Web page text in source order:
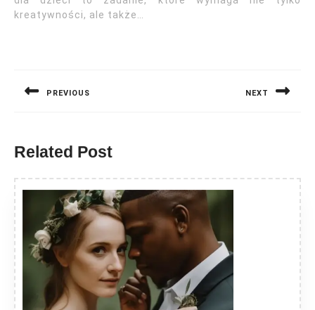
kreatywności, ale także…
PREVIOUS NEXT
Related Post